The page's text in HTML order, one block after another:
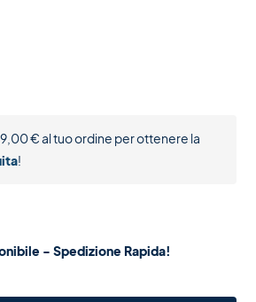
€al tuo ordine per ottenere la
!
- Spedizione Rapida!